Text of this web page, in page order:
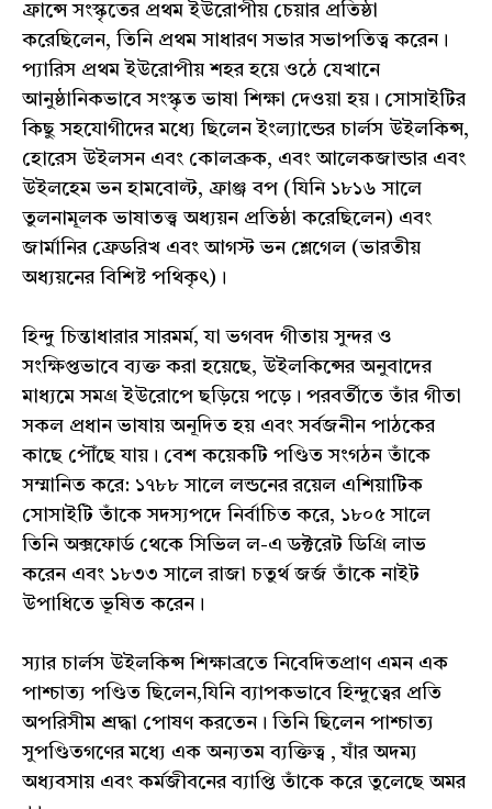
ফ্রান্সে সংস্কৃতের প্রথম ইউরোপীয় চেয়ার প্রতিষ্ঠা
করেছিলেন, তিনি প্রথম সাধারণ সভার সভাপতিত্ব করেন।
প্যারিস প্রথম ইউরোপীয় শহর হয়ে ওঠে যেখানে
আনুষ্ঠানিকভাবে সংস্কৃত ভাষা শিক্ষা দেওয়া হয়। সোসাইটির
কিছু সহযোগীদের মধ্যে ছিলেন ইংল্যান্ডের চার্লস উইলকিন্স,
হোরেস উইলসন এবং কোলব্রুক, এবং আলেকজান্ডার এবং
উইলহেম ভন হামবোল্ট, ফ্রাঞ্জ বপ (যিনি ১৮১৬ সালে
তুলনামূলক ভাষাতত্ত্ব অধ্যয়ন প্রতিষ্ঠা করেছিলেন) এবং
জার্মানির ফ্রেডরিখ এবং আগস্ট ভন শ্লেগেল (ভারতীয়
অধ্যয়নের বিশিষ্ট পথিকৃৎ)।
হিন্দু চিন্তাধারার সারমর্ম, যা ভগবদ গীতায় সুন্দর ও
সংক্ষিপ্তভাবে ব্যক্ত করা হয়েছে, উইলকিন্সের অনুবাদের
মাধ্যমে সমগ্র ইউরোপে ছড়িয়ে পড়ে। পরবর্তীতে তাঁর গীতা
সকল প্রধান ভাষায় অনূদিত হয় এবং সর্বজনীন পাঠকের
কাছে পৌঁছে যায়। বেশ কয়েকটি পণ্ডিত সংগঠন তাঁকে
সম্মানিত করে: ১৭৮৮ সালে লন্ডনের রয়েল এশিয়াটিক
সোসাইটি তাঁকে সদস্যপদে নির্বাচিত করে, ১৮০৫ সালে
তিনি অক্সফোর্ড থেকে সিভিল ল-এ ডক্টরেট ডিগ্রি লাভ
করেন এবং ১৮৩৩ সালে রাজা চতুর্থ জর্জ তাঁকে নাইট
উপাধিতে ভূষিত করেন।
স্যার চার্লস উইলকিন্স শিক্ষাব্রতে নিবেদিতপ্রাণ এমন এক
পাশ্চাত্য পণ্ডিত ছিলেন,যিনি ব্যাপকভাবে হিন্দুত্বের প্রতি
অপরিসীম শ্রদ্ধা পোষণ করতেন। তিনি ছিলেন পাশ্চাত্য
সুপণ্ডিতগণের মধ্যে এক অন্যতম ব্যক্তিত্ব , যাঁর অদম্য
অধ্যবসায় এবং কর্মজীবনের ব্যাপ্তি তাঁকে করে তুলেছে অমর